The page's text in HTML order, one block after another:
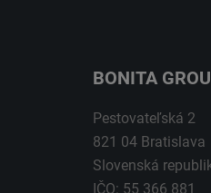
BONITA
Pestovateľská 2
821 04 Bratislava
Slovenská
IČO: 55 366 881